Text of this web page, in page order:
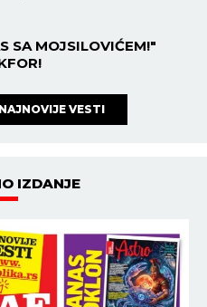
SA MOJSILOVIĆEM!"
VESTI
IZDANJE